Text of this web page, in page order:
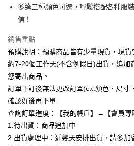
Google Pay
【關於「AFTEE先享後付」】
AFTEE先享後付是「在收到商品之後才付款」
便利好安心！
１．簡單：不需註冊會員、不需綁卡、不需儲值
２．便利：只要手機號碼，簡訊認證，即可結帳
３．安心：先確認商品／服務後，再付款。
１．於結帳方式選擇「AFTEE先享後付」後，
ATM付款
運送方式
全家付款取貨
每筆NT$85，滿NT$799(含以上)免運費
多達三種顏色可選，輕鬆搭配各種服
信！
銷售重點
預購說明：預購商品皆有少量現貨，現
約7-20個工作天(不含例假日)出貨，追加
您寄出商品。
訂單下訂後無法更改訂單(ex:顏色、尺寸
確認好後再下單
查詢訂單進度：【我的帳戶】→【會員
1.待出貨：商品追加中
2.出貨處理中：近幾天安排出貨，請多加